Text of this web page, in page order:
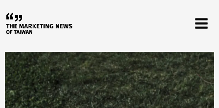
至
主
內
容